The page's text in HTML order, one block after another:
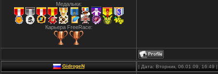
Медальки:
Карьера FreeRace:
GidrogeN | Дата: Вторник, 06.01.09,